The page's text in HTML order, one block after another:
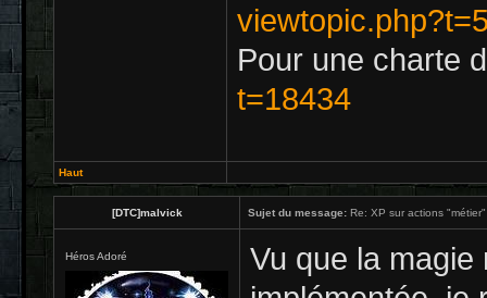
Pour une charte
t=18434
Haut
[DTC]malvick Sujet du message: Re: XP sur actions
Héros Adoré
Vu que la